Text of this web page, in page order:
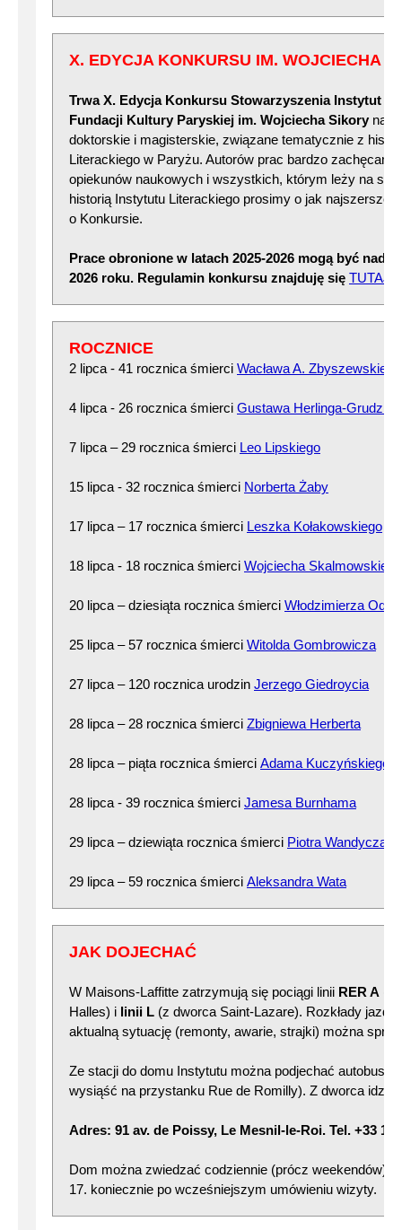
X. EDYCJA KONKURSU IM. WOJCIECHA
Trwa X. Edycja Konkursu Stowarzyszenia Instytut
Fundacji Kultury Paryskiej im. Wojciecha Sikory na
doktorskie i magisterskie, związane tematycznie z
Literackiego w Paryżu. Autorów prac bardzo zachęcamy
opiekunów naukowych i wszystkich, którym leży na
historią Instytutu Literackiego prosimy o jak najszersze
o Konkursie.
Prace obronione w latach 2025-2026 mogą być
2026 roku. Regulamin konkursu znajduję się TUTAJ
ROCZNICE
2 lipca - 41 rocznica śmierci Wacława A. Zbyszewskiego
4 lipca - 26 rocznica śmierci Gustawa Herlinga-
7 lipca – 29 rocznica śmierci Leo Lipskiego
15 lipca - 32 rocznica śmierci Norberta Żaby
17 lipca – 17 rocznica śmierci Leszka Kołakowskiego
18 lipca - 18 rocznica śmierci Wojciecha Skalmowskiego
20 lipca – dziesiąta rocznica śmierci Włodzimierza
25 lipca – 57 rocznica śmierci Witolda Gombrowicza
27 lipca – 120 rocznica urodzin Jerzego Giedroycia
28 lipca – 28 rocznica śmierci Zbigniewa Herberta
28 lipca – piąta rocznica śmierci Adama Kuczyńskiego
28 lipca - 39 rocznica śmierci Jamesa Burnhama
29 lipca – dziewiąta rocznica śmierci Piotra Wandycza
29 lipca – 59 rocznica śmierci Aleksandra Wata
JAK DOJECHAĆ
W Maisons-Laffitte zatrzymują się pociągi linii RER A
Halles) i linii L (z dworca Saint-Lazare). Rozkłady jazdy
aktualną sytuację (remonty, awarie, strajki) można
Ze stacji do domu Instytutu można podjechać
wysiąść na przystanku Rue de Romilly). Z dworca idzie
Adres: 91 av. de Poissy, Le Mesnil-le-Roi. Tel. +33 1
Dom można zwiedzać codziennie (prócz weekendów)
17. koniecznie po wcześniejszym umówieniu wizyty.